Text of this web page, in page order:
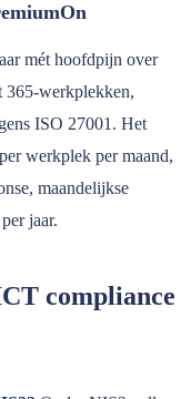
mét hoofdpijn over
365-werkplekken,
ISO 27001. Het
werkplek per maand,
maandelijkse
jaar.
compliance